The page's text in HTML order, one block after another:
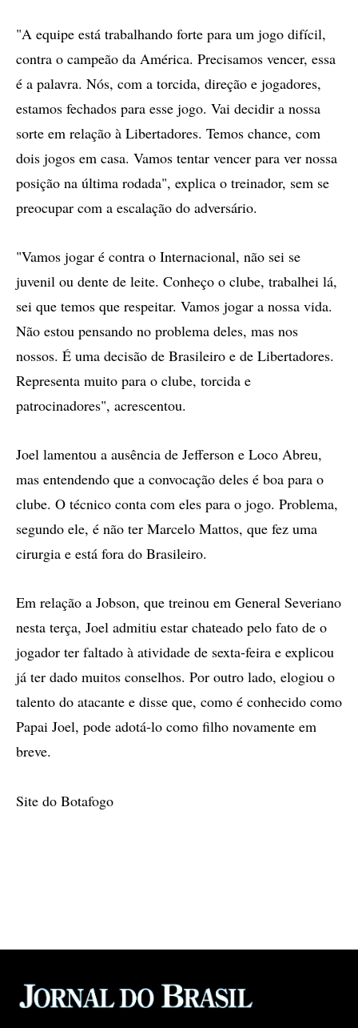
"A equipe está trabalhando forte para um jogo difícil,
contra o campeão da América. Precisamos vencer, essa
é a palavra. Nós, com a torcida, direção e jogadores,
estamos fechados para esse jogo. Vai decidir a nossa
sorte em relação à Libertadores. Temos chance, com
dois jogos em casa. Vamos tentar vencer para ver nossa
posição na última rodada", explica o treinador, sem se
preocupar com a escalação do adversário.
"Vamos jogar é contra o Internacional, não sei se
juvenil ou dente de leite. Conheço o clube, trabalhei lá,
sei que temos que respeitar. Vamos jogar a nossa vida.
Não estou pensando no problema deles, mas nos
nossos. É uma decisão de Brasileiro e de Libertadores.
Representa muito para o clube, torcida e
patrocinadores", acrescentou.
Joel lamentou a ausência de Jefferson e Loco Abreu,
mas entendendo que a convocação deles é boa para o
clube. O técnico conta com eles para o jogo. Problema,
segundo ele, é não ter Marcelo Mattos, que fez uma
cirurgia e está fora do Brasileiro.
Em relação a Jobson, que treinou em General Severiano
nesta terça, Joel admitiu estar chateado pelo fato de o
jogador ter faltado à atividade de sexta-feira e explicou
já ter dado muitos conselhos. Por outro lado, elogiou o
talento do atacante e disse que, como é conhecido como
Papai Joel, pode adotá-lo como filho novamente em
breve.
Site do Botafogo